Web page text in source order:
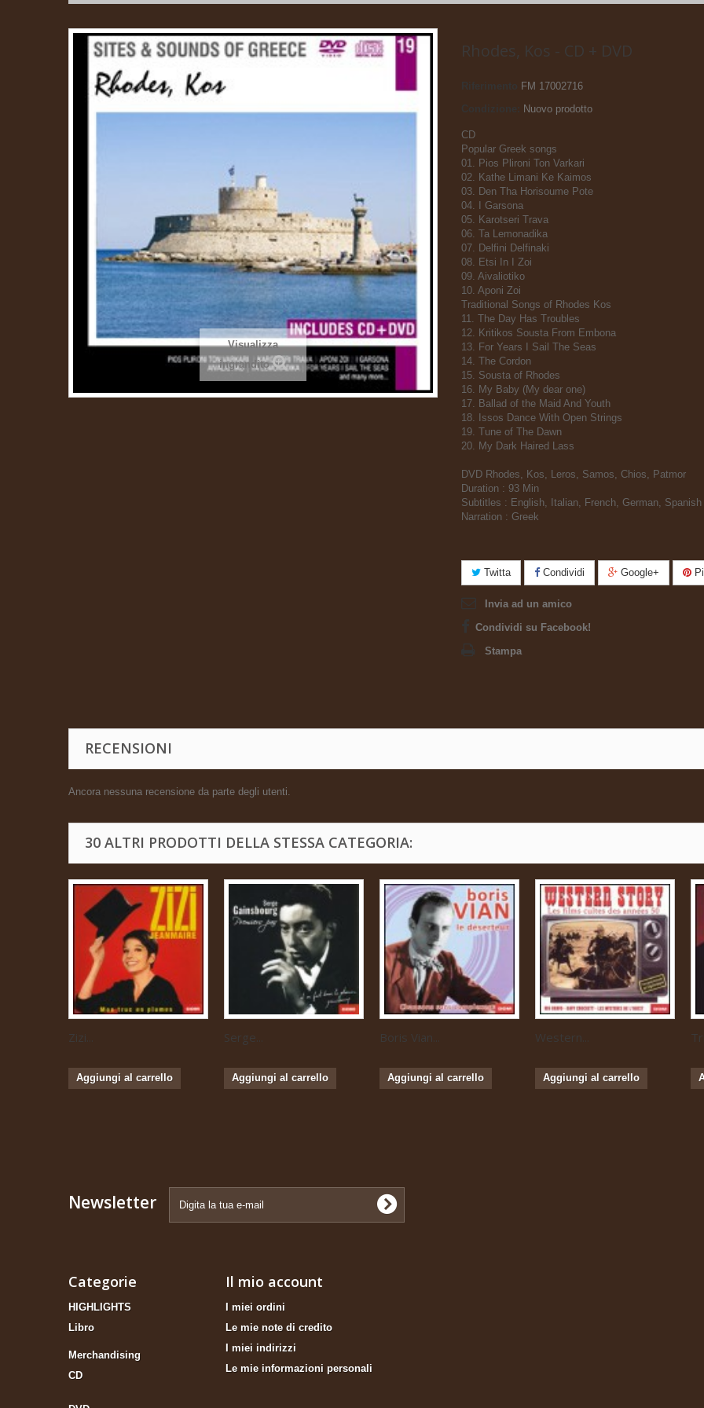
Visualizza
ingrandito
Rhodes, Kos - CD + DVD
Riferimento
FM 17002716
Nuovo prodotto
CD
Popular Greek songs
01. Pios Plironi Ton Varkari
02. Kathe Limani Ke Kaimos
03. Den Tha Horisoume Pote
04. I Garsona
05. Karotseri Trava
06. Ta Lemonadika
07. Delfini Delfinaki
08. Etsi In I Zoi
09. Aivaliotiko
10. Aponi Zoi
Traditional Songs of Rhodes Kos
11. The Day Has Troubles
12. Kritikos Sousta From Embona
13. For Years I Sail The Seas
14. The Cordon
15. Sousta of Rhodes
16. My Baby (My dear one)
17. Ballad of the Maid And Youth
18. Issos Dance With Open Strings
19. Tune of The Dawn
20. My Dark Haired Lass
DVD Rhodes, Kos, Leros, Samos, Chios, Patmor
Duration : 93 Min
Subtitles : English, Italian, French, German, Spanish
Narration : Greek
Twitta Condividi Google+
Invia ad un amico
Condividi su Facebook!
Stampa
RECENSIONI
Ancora nessuna recensione da parte degli utenti.
30 ALTRI PRODOTTI DELLA STESSA CATEGORIA:
Zizi...
Aggiungi al carrello
Serge...
Aggiungi al carrello
Boris Vian...
Aggiungi al carrello
Western...
Aggiungi al carrello
Newsletter
Categorie
HIGHLIGHTS
Libro
Merchandising
CD
Il mio account
I miei ordini
Le mie note di credito
I miei indirizzi
Le mie informazioni personali